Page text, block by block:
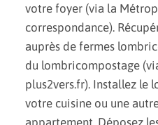
votre foyer (via la
correspondance).
auprès de fermes
du lombricompostage
plus2vers.fr). Installez le
votre cuisine ou une
appartement. Déposez